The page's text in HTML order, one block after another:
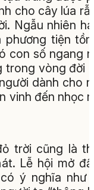
cho cây lúa
Ngẫu nhiên
tiện
con số ngang
trong vòng đời
dành cho
vinh đến nhọc
trời cũng là
Lễ hội mở
ý nghĩa như